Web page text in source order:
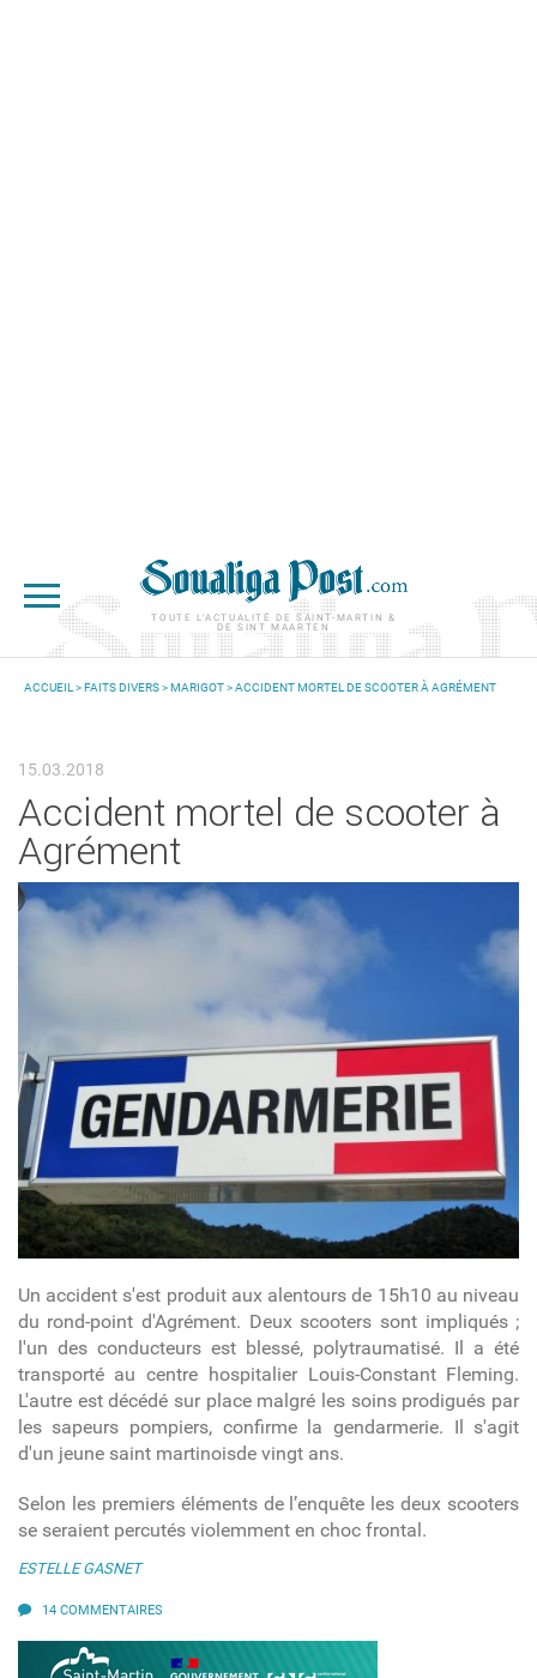
TOUTE L'ACTUALITÉ DE SAINT-MARTIN &
DE SINT MAARTEN
ACCUEIL >FAITS DIVERS>MARIGOT> ACCIDENT MORTEL DE SCOOTER À AGRÉMENT
15.03.2018
Accident mortel de scooter à
Agrément
Un accident s'est produit aux alentours de 15h10 au niveau
du rond-point d'Agrément. Deux scooters sont impliqués ;
l'un des conducteurs est blessé, polytraumatisé. Il a été
transporté au centre hospitalier Louis-Constant Fleming.
L'autre est décédé sur place malgré les soins prodigués par
les sapeurs pompiers, confirme la gendarmerie. Il s'agit
d'un jeune saint martinoisde vingt ans.
Selon les premiers éléments de l’enquête les deux scooters
se seraient percutés violemment en choc frontal.
ESTELLE GASNET
14 COMMENTAIRES